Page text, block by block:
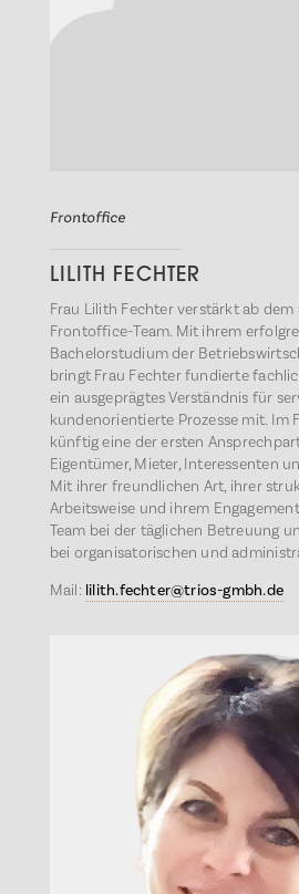
Frontoffice
LILITH FECHTER
Frau Lilith Fechter verstärkt ab
Frontoffice-Team. Mit ihrem
Bachelorstudium der
bringt Frau Fechter fundierte
ein ausgeprägtes Verständnis für
kundenorientierte Prozesse mit. Im
künftig eine der ersten
Eigentümer, Mieter, Interessenten
Mit ihrer freundlichen Art, ihrer
Arbeitsweise und ihrem
Team bei der täglichen Betreuung
bei organisatorischen und
Mail: lilith.fechter@trios-gmbh.de